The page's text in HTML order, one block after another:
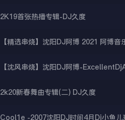
2K19首张热播专辑-DJ久度
【精选串烧】沈阳DJ阿博 2021 阿博音
【沈风串烧】沈阳DJ阿博-
2k20新春舞曲专辑(二) DJ久度
Cool1e -2007沈阳DJ时间4月Dj小鱼儿